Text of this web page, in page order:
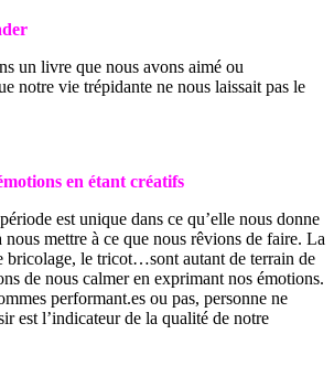
un livre que nous avons aimé ou
notre vie trépidante ne nous laissait pas le
en étant créatifs
est unique dans ce qu’elle nous donne
mettre à ce que nous rêvions de faire. La
bricolage, le tricot…sont autant de terrain de
de nous calmer en exprimant nos émotions.
performant.es ou pas, personne ne
est l’indicateur de la qualité de notre